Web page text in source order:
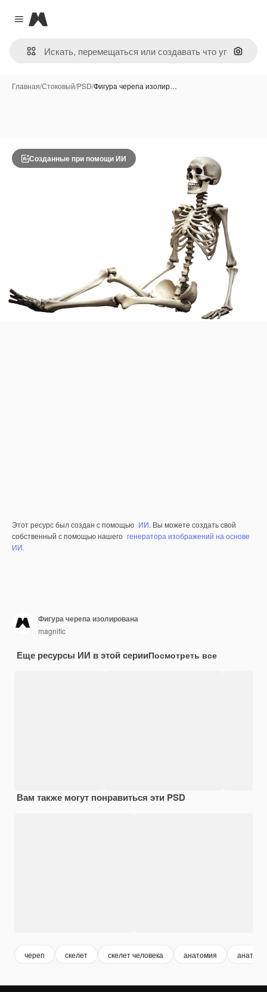
Close menu
Magnific
Поиск
Главная/Стоковый/PSD/Фигура черепа изолир…
Созданные при помощи ИИ
Этот ресурс был создан с помощью ИИ. Вы можете создать свой
собственный с помощью нашего генератора изображений на основе
ИИ.
Фигура черепа изолирована
magnific
Еще ресурсы ИИ в этой серииПосмотреть все
Вам также могут понравиться эти PSD
череп скелет скелет человека анатомия